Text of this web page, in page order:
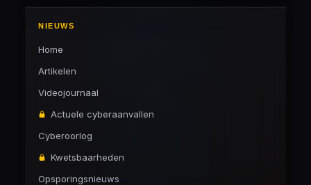
NIEUWS
Home
Artikelen
Videojournaal
Actuele cyberaanvallen
Cyberoorlog
Kwetsbaarheden
Opsporingsnieuws